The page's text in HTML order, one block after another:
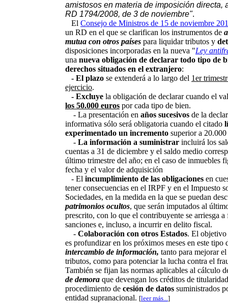
amistosos en materia de imposición directa,
RD 1794/2008, de 3 de noviembre".
El Consejo de Ministros de 15 de noviembre
un RD en el que se clarifican los instrumentos de
mutua con otros países para liquidar tributos y
disposiciones incorporadas en la nueva "Ley
una nueva obligación de declarar todo tipo de
derechos situados en el extranjero:
- El plazo se extenderá a lo largo del 1er
ejercicio.
- Excluye la obligación de declarar cuando el
los 50.000 euros por cada tipo de bien.
- La presentación en años sucesivos de la
informativa sólo será obligatoria cuando el citado
experimentado un incremento superior a 20.000
- La información a suministrar incluirá los
cuentas a 31 de diciembre y el saldo medio
último trimestre del año; en el caso de inmuebles
fecha y el valor de adquisición
- El incumplimiento de las obligaciones en
tener consecuencias en el IRPF y en el Impuesto
Sociedades, en la medida en la que se puedan
patrimonios ocultos, que serán imputados al
prescrito, con lo que el contribuyente se arriesga a
sanciones e, incluso, a incurrir en delito fiscal.
- Colaboración con otros Estados. El
es profundizar en los próximos meses en este tipo
intercambio de información, tanto para mejorar
tributos, como para potenciar la lucha contra el
También se fijan las normas aplicables al cálculo
de demora que devengan los créditos de
procedimiento de cesión de datos suministrados
entidad supranacional. [leer más...]